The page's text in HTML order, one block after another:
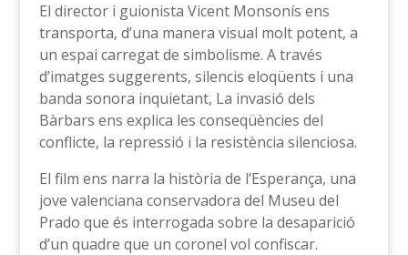
El director i guionista Vicent Monsonís ens
transporta, d’una manera visual molt potent, a
un espai carregat de simbolisme. A través
d’imatges suggerents, silencis eloqüents i una
banda sonora inquietant, La invasió dels
Bàrbars ens explica les conseqüències del
conflicte, la repressió i la resistència silenciosa.
El film ens narra la història de l’Esperança, una
jove valenciana conservadora del Museu del
Prado que és interrogada sobre la desaparició
d’un quadre que un coronel vol confiscar.